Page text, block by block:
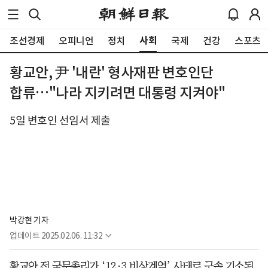
조선경제 오피니언 정치 사회 국제 건강 스포츠
황교안, 尹 '내란' 형사재판 변호인단
합류…"나라 지키려면 대통령 지켜야"
5일 변호인 선임서 제출
박강현 기자
업데이트 2025.02.06. 11:32